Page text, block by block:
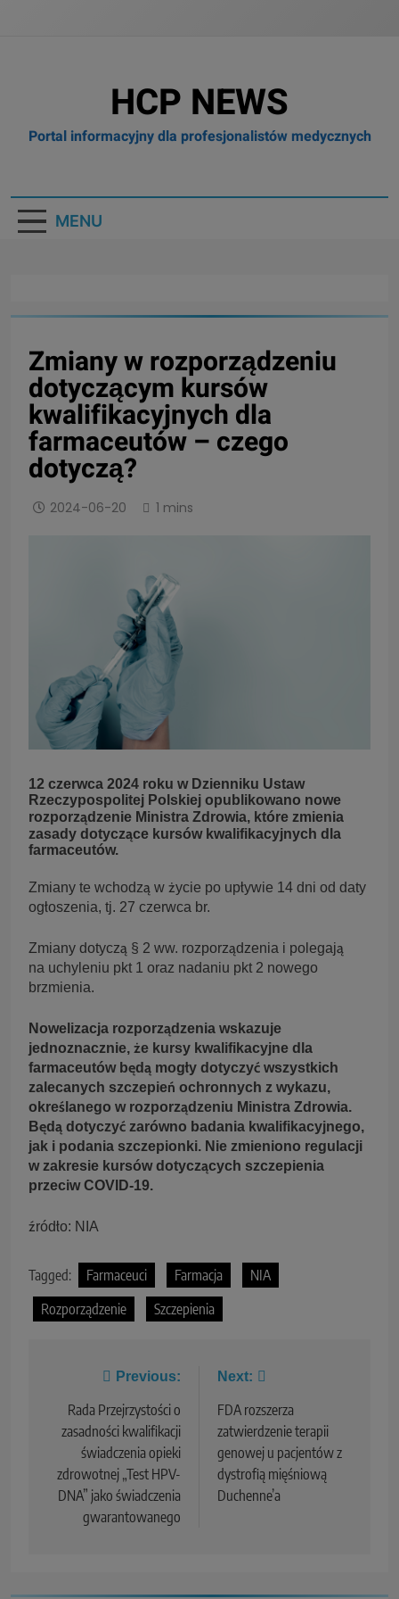
HCP NEWS
Portal informacyjny dla profesjonalistów medycznych
MENU
Zmiany w rozporządzeniu
dotyczącym kursów
kwalifikacyjnych dla
farmaceutów – czego
dotyczą?
2024-06-20 1 mins
12 czerwca 2024 roku w Dzienniku Ustaw
Rzeczypospolitej Polskiej opublikowano nowe
rozporządzenie Ministra Zdrowia, które zmienia
zasady dotyczące kursów kwalifikacyjnych dla
farmaceutów.
Zmiany te wchodzą w życie po upływie 14 dni od daty
ogłoszenia, tj. 27 czerwca br.
Zmiany dotyczą § 2 ww. rozporządzenia i polegają
na uchyleniu pkt 1 oraz nadaniu pkt 2 nowego
brzmienia.
Nowelizacja rozporządzenia wskazuje
jednoznacznie, że kursy kwalifikacyjne dla
farmaceutów będą mogły dotyczyć wszystkich
zalecanych szczepień ochronnych z wykazu,
określanego w rozporządzeniu Ministra Zdrowia.
Będą dotyczyć zarówno badania kwalifikacyjnego,
jak i podania szczepionki. Nie zmieniono regulacji
w zakresie kursów dotyczących szczepienia
przeciw COVID-19.
źródło: NIA
Tagged: Farmaceuci Farmacja
NIA
Rozporządzenie
Szczepienia
Previous:
Rada Przejrzystości o
zasadności kwalifikacji
świadczenia opieki
zdrowotnej „Test HPV-
DNA” jako świadczenia
gwarantowanego
Next:
FDA rozszerza
zatwierdzenie terapii
genowej u pacjentów z
dystrofią mięśniową
Duchenne’a